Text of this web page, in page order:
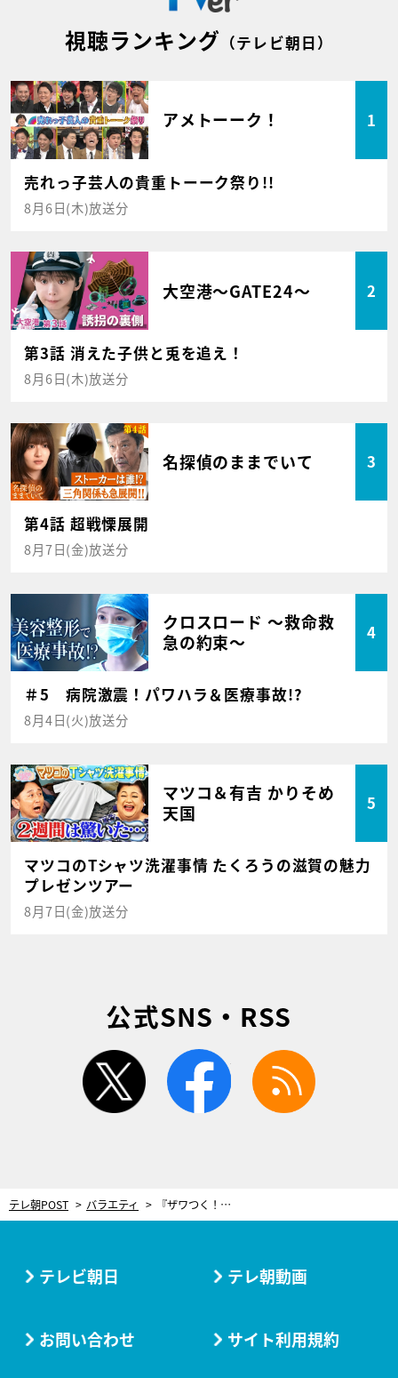
視聴ランキング （テレビ朝日）
アメトーーク！ 1
売れっ子芸人の貴重トーーク祭り!!
8月6日(木)放送分
大空港～GATE24～ 2
第3話 消えた子供と兎を追え！
8月6日(木)放送分
名探偵のままでいて 3
第4話 超戦慄展開
8月7日(金)放送分
クロスロード ～救命救
急の約束～
4
＃5 病院激震！パワハラ＆医療事故!?
8月4日(火)放送分
マツコ＆有吉 かりそめ
天国
5
マツコのTシャツ洗濯事情 たくろうの滋賀の魅力
プレゼンツアー
8月7日(金)放送分
公式SNS・RSS
twitter facebook
テレ朝POST バラエティ 『ザワつく！金曜日』富士山スペシャル！山小屋で大号泣したあの“3人娘”がリベンジへ
テレビ朝日 テレ朝動画
お問い合わせ サイト利用規約